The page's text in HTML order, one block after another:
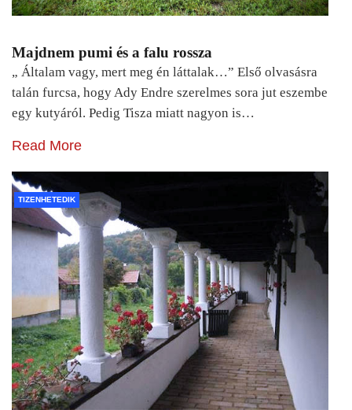
Majdnem pumi és a falu rossza
„ Általam vagy, mert meg én láttalak…” Első olvasásra
talán furcsa, hogy Ady Endre szerelmes sora jut eszembe
egy kutyáról. Pedig Tisza miatt nagyon is…
Read More
TIZENHETEDIK